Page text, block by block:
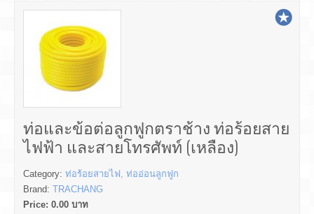
ท่อและข้อต่อลูกฟูกตราช้าง ท่อร้อยสาย
ไฟฟ้า และสายโทรศัพท์ (เหลือง)
Category: ท่อร้อยสายไฟ, ท่ออ่อนลูกฟูก
Brand: TRACHANG
Price: 0.00 บาท